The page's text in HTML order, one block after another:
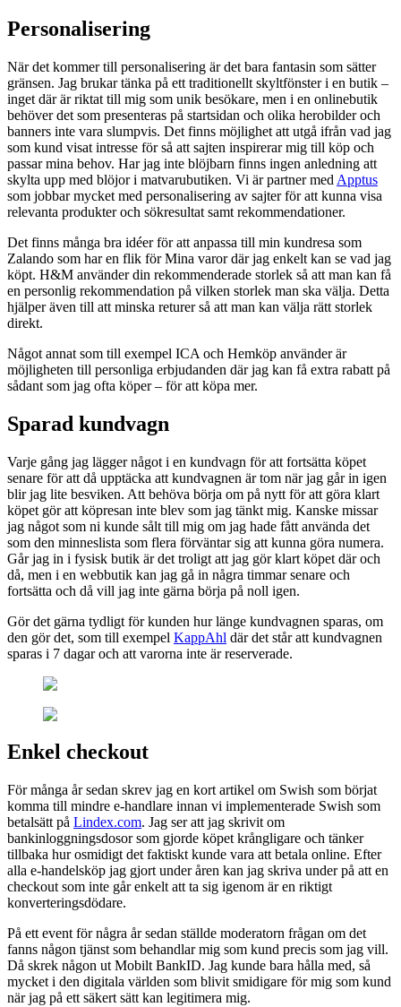
Personalisering
När det kommer till personalisering är det bara fantasin som sätter
gränsen. Jag brukar tänka på ett traditionellt skyltfönster i en butik –
inget där är riktat till mig som unik besökare, men i en onlinebutik
behöver det som presenteras på startsidan och olika herobilder och
banners inte vara slumpvis. Det finns möjlighet att utgå ifrån vad jag
som kund visat intresse för så att sajten inspirerar mig till köp och
passar mina behov. Har jag inte blöjbarn finns ingen anledning att
skylta upp med blöjor i matvarubutiken. Vi är partner med Apptus
som jobbar mycket med personalisering av sajter för att kunna visa
relevanta produkter och sökresultat samt rekommendationer.
Det finns många bra idéer för att anpassa till min kundresa som
Zalando som har en flik för Mina varor där jag enkelt kan se vad jag
köpt. H&M använder din rekommenderade storlek så att man kan få
en personlig rekommendation på vilken storlek man ska välja. Detta
hjälper även till att minska returer så att man kan välja rätt storlek
direkt.
Något annat som till exempel ICA och Hemköp använder är
möjligheten till personliga erbjudanden där jag kan få extra rabatt på
sådant som jag ofta köper – för att köpa mer.
Sparad kundvagn
Varje gång jag lägger något i en kundvagn för att fortsätta köpet
senare för att då upptäcka att kundvagnen är tom när jag går in igen
blir jag lite besviken. Att behöva börja om på nytt för att göra klart
köpet gör att köpresan inte blev som jag tänkt mig. Kanske missar
jag något som ni kunde sålt till mig om jag hade fått använda det
som den minneslista som flera förväntar sig att kunna göra numera.
Går jag in i fysisk butik är det troligt att jag gör klart köpet där och
då, men i en webbutik kan jag gå in några timmar senare och
fortsätta och då vill jag inte gärna börja på noll igen.
Gör det gärna tydligt för kunden hur länge kundvagnen sparas, om
den gör det, som till exempel KappAhl där det står att kundvagnen
sparas i 7 dagar och att varorna inte är reserverade.
Enkel checkout
För många år sedan skrev jag en kort artikel om Swish som börjat
komma till mindre e-handlare innan vi implementerade Swish som
betalsätt på Lindex.com. Jag ser att jag skrivit om
bankinloggningsdosor som gjorde köpet krångligare och tänker
tillbaka hur osmidigt det faktiskt kunde vara att betala online. Efter
alla e-handelsköp jag gjort under åren kan jag skriva under på att en
checkout som inte går enkelt att ta sig igenom är en riktigt
konverteringsdödare.
På ett event för några år sedan ställde moderatorn frågan om det
fanns någon tjänst som behandlar mig som kund precis som jag vill.
Då skrek någon ut Mobilt BankID. Jag kunde bara hålla med, så
mycket i den digitala världen som blivit smidigare för mig som kund
när jag på ett säkert sätt kan legitimera mig.